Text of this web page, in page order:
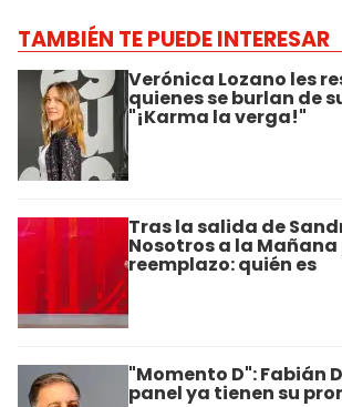
TAMBIÉN TE PUEDE INTERESAR
Verónica Lozano les
quienes se burlan de
"¡Karma la verga!"
Tras la salida de
Nosotros a la M­añana
reemplazo: quién es
"Momento D": Fabián
panel ya tienen su